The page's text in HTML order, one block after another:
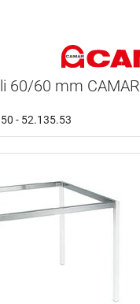
60/60 mm CAMAR
- 52.135.53